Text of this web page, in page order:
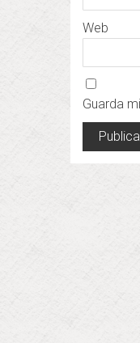
Web
Guarda